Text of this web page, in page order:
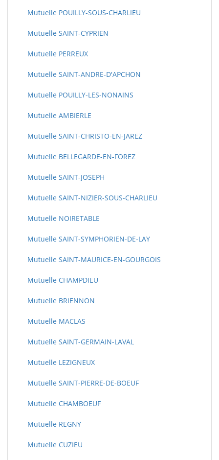
Mutuelle POUILLY-SOUS-CHARLIEU
Mutuelle SAINT-CYPRIEN
Mutuelle PERREUX
Mutuelle SAINT-ANDRE-D'APCHON
Mutuelle POUILLY-LES-NONAINS
Mutuelle AMBIERLE
Mutuelle SAINT-CHRISTO-EN-JAREZ
Mutuelle BELLEGARDE-EN-FOREZ
Mutuelle SAINT-JOSEPH
Mutuelle SAINT-NIZIER-SOUS-CHARLIEU
Mutuelle NOIRETABLE
Mutuelle SAINT-SYMPHORIEN-DE-LAY
Mutuelle SAINT-MAURICE-EN-GOURGOIS
Mutuelle CHAMPDIEU
Mutuelle BRIENNON
Mutuelle MACLAS
Mutuelle SAINT-GERMAIN-LAVAL
Mutuelle LEZIGNEUX
Mutuelle SAINT-PIERRE-DE-BOEUF
Mutuelle CHAMBOEUF
Mutuelle REGNY
Mutuelle CUZIEU